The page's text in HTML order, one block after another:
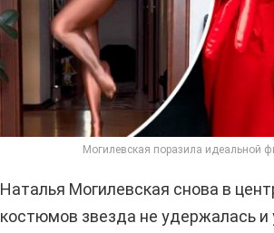
Могилевская поразила идеальной
Наталья Могилевская снова в
костюмов звезда не удержалась